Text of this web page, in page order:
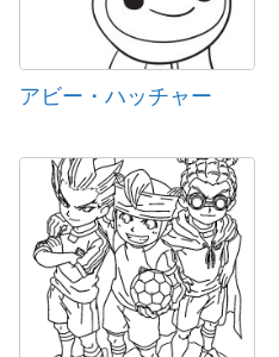
アビー・ハッチャー